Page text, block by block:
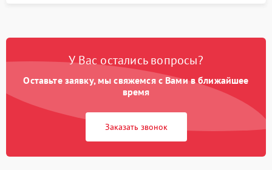
У Вас остались вопросы?
Оставьте заявку, мы свяжемся с Вами в ближайшее
время
Заказать звонок